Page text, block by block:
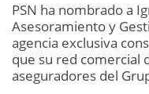
PSN ha nombrado a
Asesoramiento y
agencia exclusiva
que su red comercial
aseguradores del